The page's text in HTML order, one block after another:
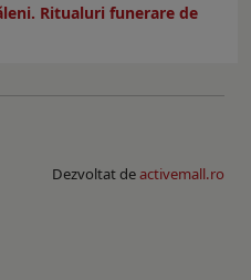
Ritualuri funerare de
Dezvoltat deactivemall.ro